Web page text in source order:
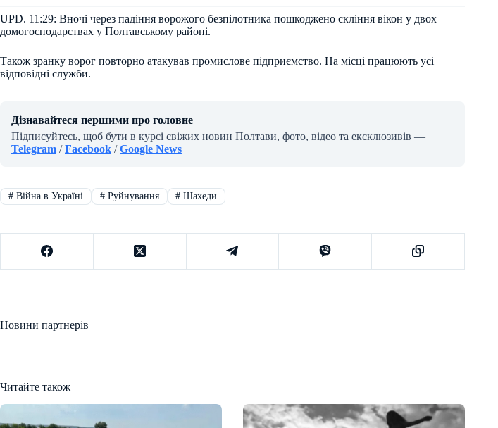
UPD. 11:29: Вночі через падіння ворожого безпілотника пошкоджено скління вікон у двох
домогосподарствах у Полтавському районі.
Також зранку ворог повторно атакував промислове підприємство. На місці працюють усі
відповідні служби.
Дізнавайтеся першими про головне
Підписуйтесь, щоб бути в курсі свіжих новин Полтави, фото, відео та ексклюзивів —
Telegram /Facebook /Google News
#Війна в Україні #Руйнування # Шахеди
Новини партнерів
Читайте також